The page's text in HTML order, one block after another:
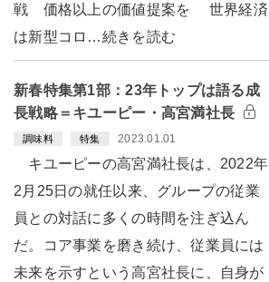
戦 価格以上の価値提案を 世界経済
は新型コロ…続きを読む
新春特集第1部：23年トップは語る成
長戦略＝キユーピー・高宮満社長
調味料 特集 2023.01.01
キユーピーの高宮満社長は、2022年
2月25日の就任以来、グループの従業
員との対話に多くの時間を注ぎ込ん
だ。コア事業を磨き続け、従業員には
未来を示すという高宮社長に、自身が